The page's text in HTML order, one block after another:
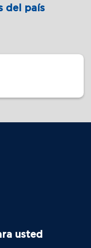
del país
usted